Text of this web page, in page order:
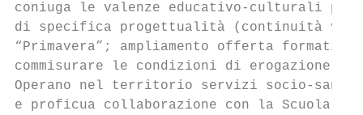
coniuga le valenze educativo-culturali
di specifica progettualità (continuità
“Primavera”; ampliamento offerta
commisurare le condizioni di erogazione
Operano nel territorio servizi socio-
e proficua collaborazione con la